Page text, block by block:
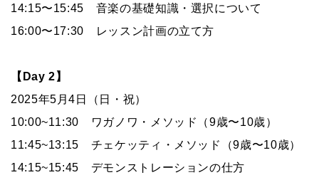
14:15〜15:45 音楽の基礎知識・選択について
16:00〜17:30 レッスン計画の立て方
【Day 2】
2025年5月4日（日・祝）
10:00~11:30 ワガノワ・メソッド（9歳〜10歳）
11:45~13:15 チェケッティ・メソッド（9歳〜10歳）
14:15~15:45 デモンストレーションの仕方